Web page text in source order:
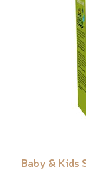
Baby & Kids